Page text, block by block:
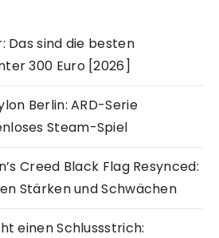
Das sind die besten
300 Euro [2026]
Berlin: ARD-Serie
Steam-Spiel
Creed Black Flag Resynced:
Stärken und Schwächen
einen Schlussstrich: